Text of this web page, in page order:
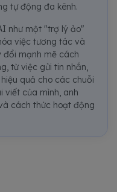
tự động đa kênh.
như một "trợ lý ảo"
việc tương tác và
đổi mạnh mẽ cách
từ việc gửi tin nhắn,
quả cho các chuỗi
viết của mình, anh
cách thức hoạt động